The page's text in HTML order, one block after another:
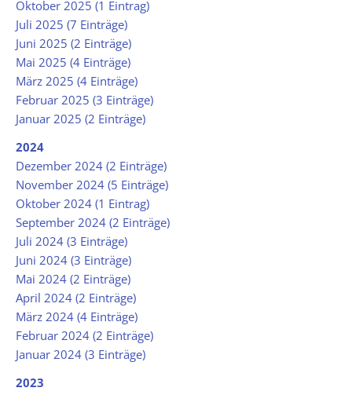
Oktober 2025 (1 Eintrag)
Juli 2025 (7 Einträge)
Juni 2025 (2 Einträge)
Mai 2025 (4 Einträge)
März 2025 (4 Einträge)
Februar 2025 (3 Einträge)
Januar 2025 (2 Einträge)
2024
Dezember 2024 (2 Einträge)
November 2024 (5 Einträge)
Oktober 2024 (1 Eintrag)
September 2024 (2 Einträge)
Juli 2024 (3 Einträge)
Juni 2024 (3 Einträge)
Mai 2024 (2 Einträge)
April 2024 (2 Einträge)
März 2024 (4 Einträge)
Februar 2024 (2 Einträge)
Januar 2024 (3 Einträge)
2023